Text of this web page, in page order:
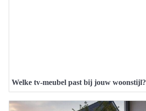
Welke tv-meubel past bij jouw woonstijl?